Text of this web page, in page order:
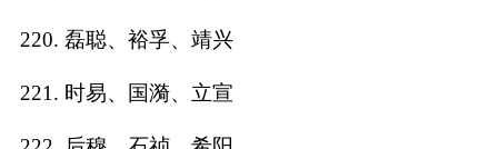
220. 磊聪、裕孚、靖兴
221. 时易、国漪、立宣